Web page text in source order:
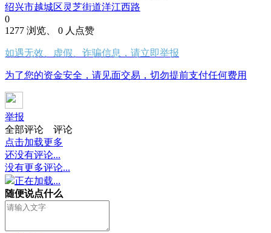
绍兴市越城区灵芝街道洋江西路
0
1277 浏览、 0 人点赞
如遇无效、虚假、诈骗信息，请立即举报
为了您的资金安全，请见面交易，切勿提前支付任何费用
举报
全部评论
评论
点击加载更多
还没有评论...
没有更多评论...
正在加载...
随便说点什么